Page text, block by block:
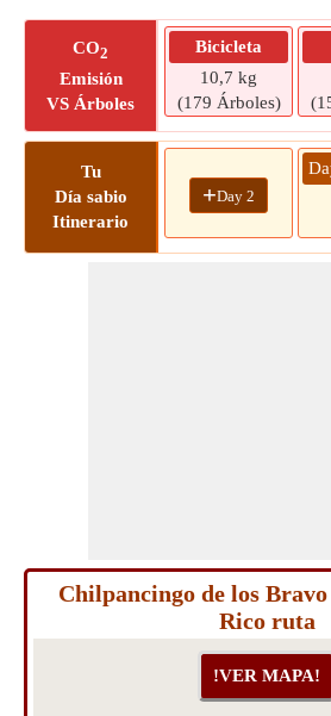
CO2
Emisión
VS Árboles
Bicicleta
10,7 kg
(179 Árboles)
Tu
Día sabio
Itinerario
+Day 2
Chilpancingo de los Bravo
Rico ruta